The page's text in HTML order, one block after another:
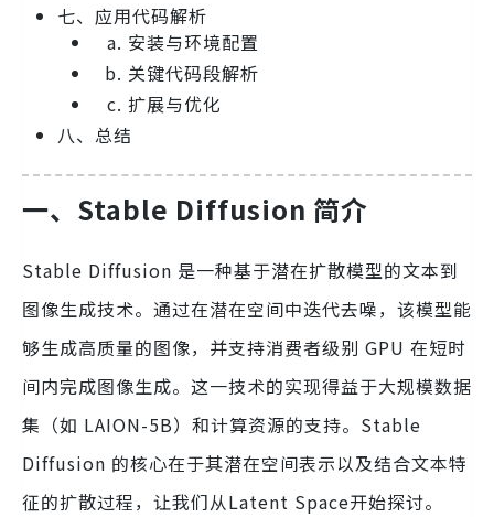
七、应用代码解析
安装与环境配置
关键代码段解析
扩展与优化
八、总结
一、Stable Diffusion 简介
Stable Diffusion 是一种基于潜在扩散模型的文本到
图像生成技术。通过在潜在空间中迭代去噪，该模型能
够生成高质量的图像，并支持消费者级别 GPU 在短时
间内完成图像生成。这一技术的实现得益于大规模数据
集（如 LAION-5B）和计算资源的支持。Stable
Diffusion 的核心在于其潜在空间表示以及结合文本特
征的扩散过程，让我们从Latent Space开始探讨。